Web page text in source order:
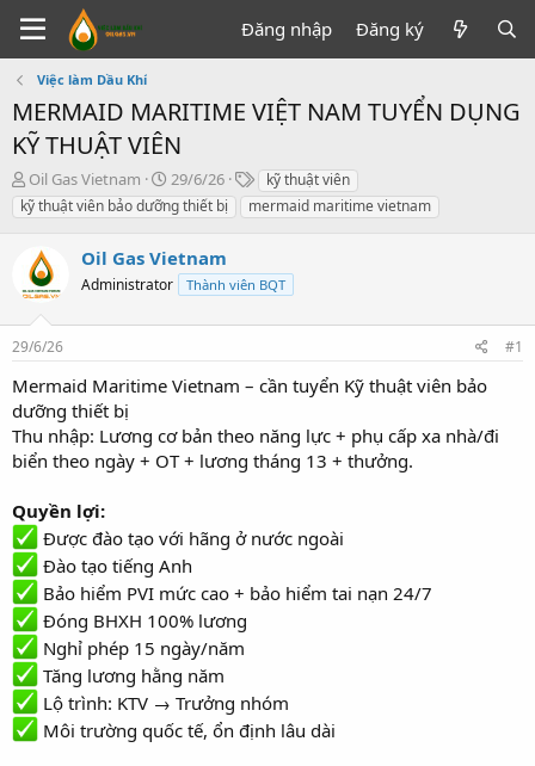
Đăng nhập Đăng ký
Việc làm Dầu Khí
MERMAID MARITIME VIỆT NAM TUYỂN DỤNG
KỸ THUẬT VIÊN
T
h
r
a
d
t
a
t
e
r
Oil Gas Vietnam
N
g
à
g
ử
29/6/26
T
ừ
k
a
kỹ thuật viên
kỹ thuật viên bảo dưỡng thiết bị
mermaid maritime vietnam
Oil Gas Vietnam
Administrator Thành viên BQT
29/6/26 #1
Mermaid Maritime Vietnam – cần tuyển Kỹ thuật viên bảo
dưỡng thiết bị
Thu nhập: Lương cơ bản theo năng lực + phụ cấp xa nhà/đi
biển theo ngày + OT + lương tháng 13 + thưởng.
Quyền lợi:
Được đào tạo với hãng ở nước ngoài
Đào tạo tiếng Anh
Bảo hiểm PVI mức cao + bảo hiểm tai nạn 24/7
Đóng BHXH 100% lương
Nghỉ phép 15 ngày/năm
Tăng lương hằng năm
Lộ trình: KTV → Trưởng nhóm
Môi trường quốc tế, ổn định lâu dài